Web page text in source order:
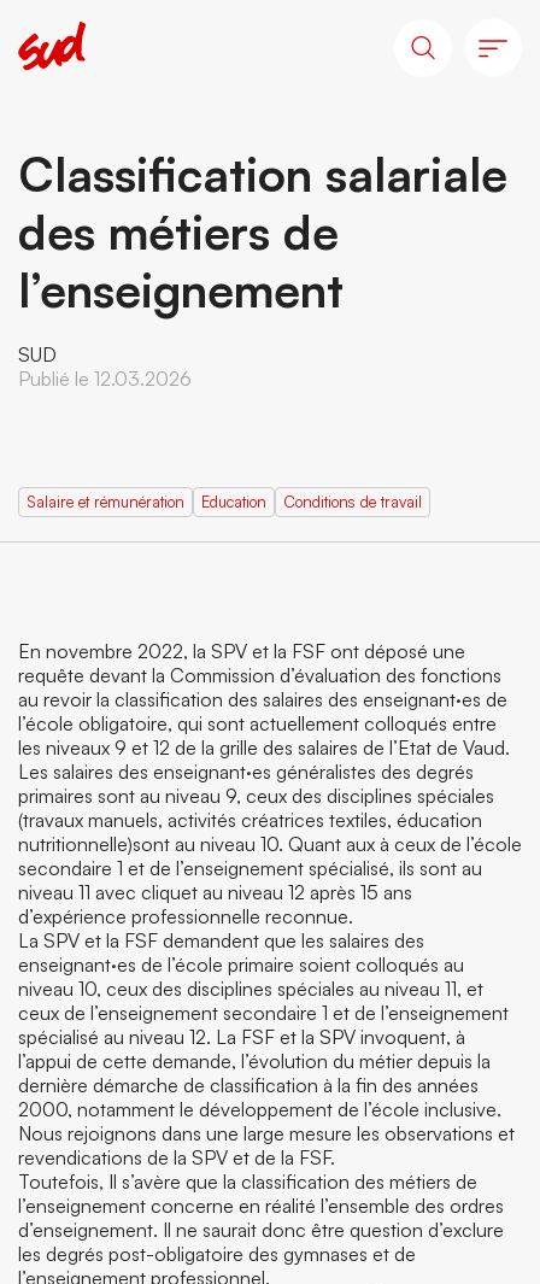
Classification salariale
des métiers de
l’enseignement
SUD
Publié le 12.03.2026
Salaire et rémunération Education Conditions de travail
En novembre 2022, la SPV et la FSF ont déposé une
requête devant la Commission d’évaluation des fonctions
au revoir la classification des salaires des enseignant·es de
l’école obligatoire, qui sont actuellement colloqués entre
les niveaux 9 et 12 de la grille des salaires de l’Etat de Vaud.
Les salaires des enseignant·es généralistes des degrés
primaires sont au niveau 9, ceux des disciplines spéciales
(travaux manuels, activités créatrices textiles, éducation
nutritionnelle)sont au niveau 10. Quant aux à ceux de l’école
secondaire 1 et de l’enseignement spécialisé, ils sont au
niveau 11 avec cliquet au niveau 12 après 15 ans
d’expérience professionnelle reconnue.
La SPV et la FSF demandent que les salaires des
enseignant·es de l’école primaire soient colloqués au
niveau 10, ceux des disciplines spéciales au niveau 11, et
ceux de l’enseignement secondaire 1 et de l’enseignement
spécialisé au niveau 12. La FSF et la SPV invoquent, à
l’appui de cette demande, l’évolution du métier depuis la
dernière démarche de classification à la fin des années
2000, notamment le développement de l’école inclusive.
Nous rejoignons dans une large mesure les observations et
revendications de la SPV et de la FSF.
Toutefois, Il s’avère que la classification des métiers de
l’enseignement concerne en réalité l’ensemble des ordres
d’enseignement. Il ne saurait donc être question d’exclure
les degrés post-obligatoire des gymnases et de
l’enseignement professionnel.